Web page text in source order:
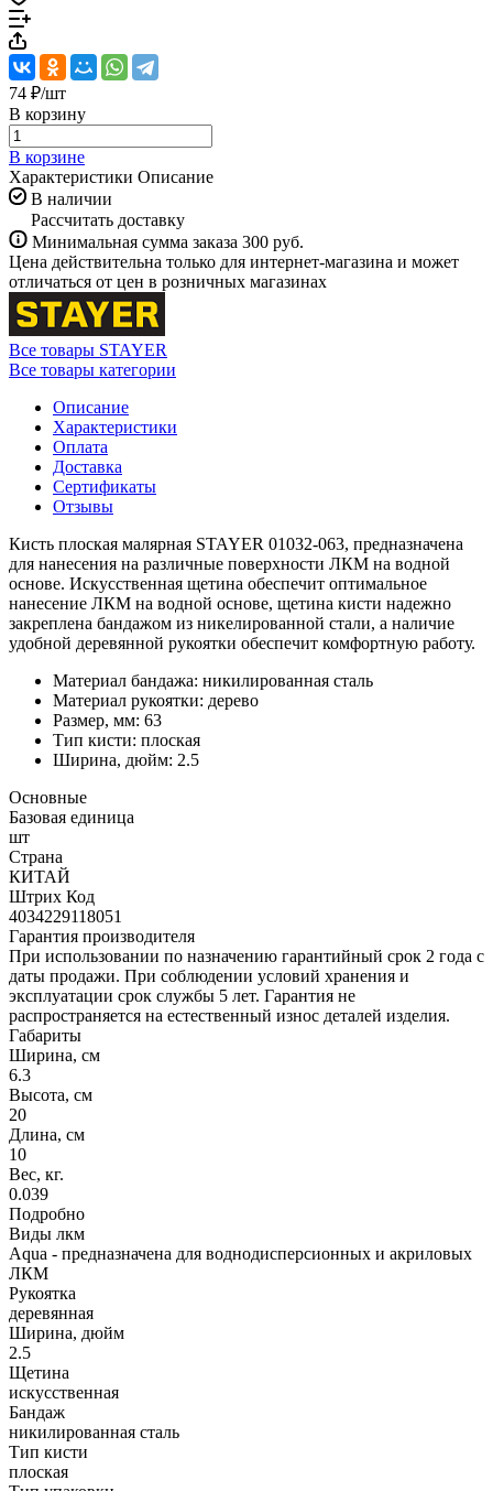
74 ₽/шт
В корзину
В корзине
Характеристики Описание
В наличии
Рассчитать доставку
Минимальная сумма заказа 300 руб.
Цена действительна только для интернет-магазина и может
отличаться от цен в розничных магазинах
Все товары STAYER
Все товары категории
Описание
Характеристики
Оплата
Доставка
Сертификаты
Отзывы
Кисть плоская малярная STAYER 01032-063, предназначена
для нанесения на различные поверхности ЛКМ на водной
основе. Искусственная щетина обеспечит оптимальное
нанесение ЛКМ на водной основе, щетина кисти надежно
закреплена бандажом из никелированной стали, а наличие
удобной деревянной рукоятки обеспечит комфортную работу.
Материал бандажа: никилированная сталь
Материал рукоятки: дерево
Размер, мм: 63
Тип кисти: плоская
Ширина, дюйм: 2.5
Основные
Базовая единица
шт
Страна
КИТАЙ
Штрих Код
4034229118051
Гарантия производителя
При использовании по назначению гарантийный срок 2 года с
даты продажи. При соблюдении условий хранения и
эксплуатации срок службы 5 лет. Гарантия не
распространяется на естественный износ деталей изделия.
Габариты
Ширина, см
6.3
Высота, см
20
Длина, см
10
Вес, кг.
0.039
Подробно
Виды лкм
Aqua - предназначена для воднодисперсионных и акриловых
ЛКМ
Рукоятка
деревянная
Ширина, дюйм
2.5
Щетина
искусственная
Бандаж
никилированная сталь
Тип кисти
плоская